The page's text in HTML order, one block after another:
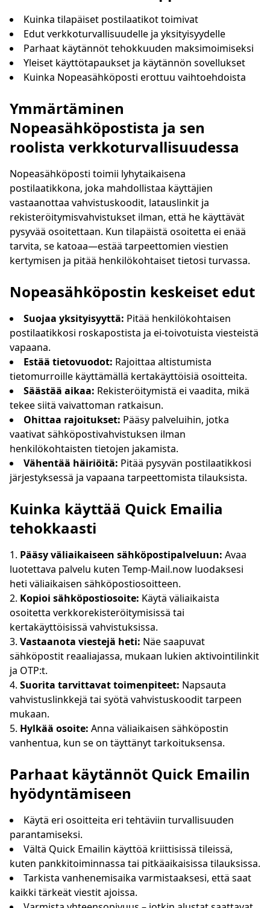
Kopioi QR
Seuraava päivitys
Lähettäjä Aihe Toiminto
Kuinka tilapäiset postilaatikot toimivat
Edut verkkoturvallisuudelle ja yksityisyydelle
Parhaat käytännöt tehokkuuden maksimoimiseksi
Yleiset käyttötapaukset ja käytännön sovellukset
Kuinka Nopeasähköposti erottuu vaihtoehdoista
Ymmärtäminen
Nopeasähköpostista ja sen
roolista verkkoturvallisuudessa
Nopeasähköposti toimii lyhytaikaisena
postilaatikkona, joka mahdollistaa käyttäjien
vastaanottaa vahvistuskoodit, latauslinkit ja
rekisteröitymisvahvistukset ilman, että he käyttävät
pysyvää osoitettaan. Kun tilapäistä osoitetta ei enää
tarvita, se katoaa—estää tarpeettomien viestien
kertymisen ja pitää henkilökohtaiset tietosi turvassa.
Nopeasähköpostin keskeiset edut
Suojaa yksityisyyttä: Pitää henkilökohtaisen
postilaatikkosi roskapostista ja ei-toivotuista viesteistä
vapaana.
Estää tietovuodot: Rajoittaa altistumista
tietomurroille käyttämällä kertakäyttöisiä osoitteita.
Säästää aikaa: Rekisteröitymistä ei vaadita, mikä
tekee siitä vaivattoman ratkaisun.
Ohittaa rajoitukset: Pääsy palveluihin, jotka
vaativat sähköpostivahvistuksen ilman
henkilökohtaisten tietojen jakamista.
Vähentää häiriöitä: Pitää pysyvän postilaatikkosi
järjestyksessä ja vapaana tarpeettomista tilauksista.
Kuinka käyttää Quick Emailia
tehokkaasti
Pääsy väliaikaiseen sähköpostipalveluun: Avaa
luotettava palvelu kuten Temp-Mail.now luodaksesi
heti väliaikaisen sähköpostiosoitteen.
Kopioi sähköpostiosoite: Käytä väliaikaista
osoitetta verkkorekisteröitymisissä tai
kertakäyttöisissä vahvistuksissa.
Vastaanota viestejä heti: Näe saapuvat
sähköpostit reaaliajassa, mukaan lukien aktivointilinkit
ja OTP:t.
Suorita tarvittavat toimenpiteet: Napsauta
vahvistuslinkkejä tai syötä vahvistuskoodit tarpeen
mukaan.
Hylkää osoite: Anna väliaikaisen sähköpostin
vanhentua, kun se on täyttänyt tarkoituksensa.
Parhaat käytännöt Quick Emailin
hyödyntämiseen
Käytä eri osoitteita eri tehtäviin turvallisuuden
parantamiseksi.
Vältä Quick Emailin käyttöä kriittisissä tileissä,
kuten pankkitoiminnassa tai pitkäaikaisissa tilauksissa.
Tarkista vanhenemisaika varmistaaksesi, että saat
kaikki tärkeät viestit ajoissa.